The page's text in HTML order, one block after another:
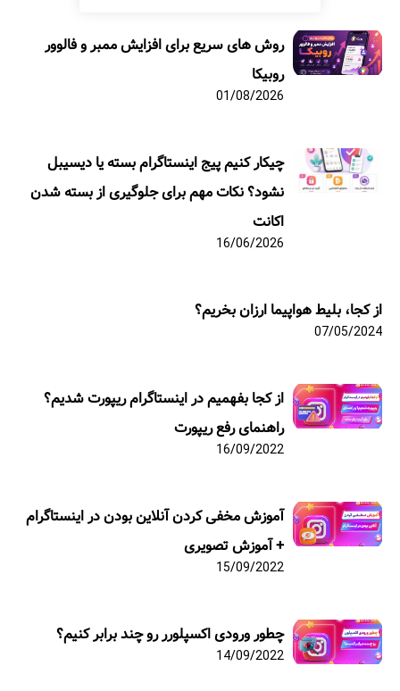
روش های سریع برای افزایش ممبر و فالوور
روبیکا
01/08/2026
چیکار کنیم پیج اینستاگرام بسته یا دیسیبل
نشود؟ نکات مهم برای جلوگیری از بسته شدن
اکانت
16/06/2026
از کجا، بلیط هواپیما ارزان بخریم؟
07/05/2024
از کجا بفهمیم در اینستاگرام ریپورت شدیم؟
راهنمای رفع ریپورت
16/09/2022
آموزش مخفی کردن آنلاین بودن در اینستاگرام
+ آموزش تصویری
15/09/2022
چطور ورودی اکسپلورر رو چند برابر کنیم؟
14/09/2022